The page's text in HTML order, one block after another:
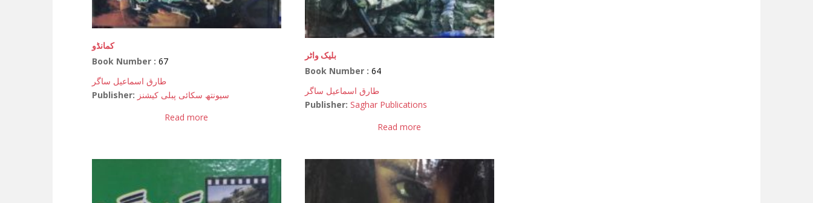
کمانڈو
Book Number : 67
طارق اسماعیل ساگر
Publisher: سیونتھ سکائی پبلی کیشنز
Read more
بلیک واٹر
Book Number :64
طارق اسماعیل ساگر
Publisher: Saghar Publications
Read more